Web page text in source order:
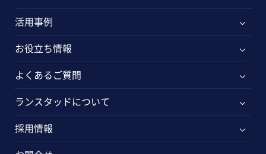
活用事例
お役立ち情報
よくあるご質問
ランスタッドについて
採用情報